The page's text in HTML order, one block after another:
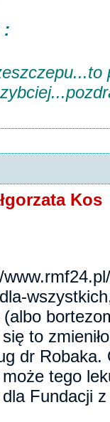
:
Kos
to
dr
tego
Fundacji